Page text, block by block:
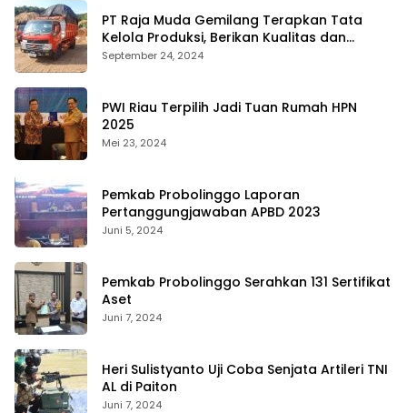
PT Raja Muda Gemilang Terapkan Tata
Kelola Produksi, Berikan Kualitas dan
Keselamatan Kerja Terbaik
September 24, 2024
PWI Riau Terpilih Jadi Tuan Rumah HPN
2025
Mei 23, 2024
Pemkab Probolinggo Laporan
Pertanggungjawaban APBD 2023
Juni 5, 2024
Pemkab Probolinggo Serahkan 131 Sertifikat
Aset
Juni 7, 2024
Heri Sulistyanto Uji Coba Senjata Artileri TNI
AL di Paiton
Juni 7, 2024